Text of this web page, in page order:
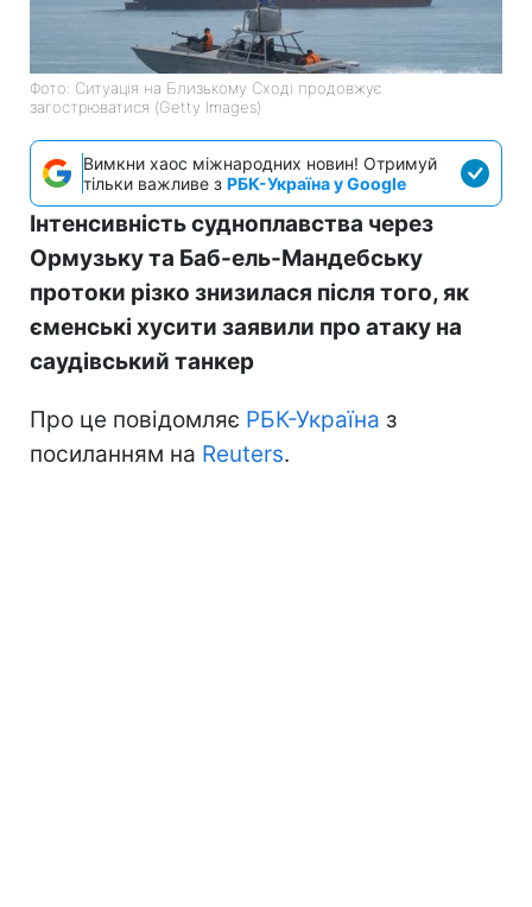
Фото: Ситуація на Близькому Сході продовжує
загострюватися (Getty Images)
Вимкни хаос міжнародних новин! Отримуй
тільки важливе з РБК-Україна у Google
Інтенсивність судноплавства через
Ормузьку та Баб-ель-Мандебську
протоки різко знизилася після того, як
єменські хусити заявили про атаку на
саудівський танкер
Про це повідомляє РБК-Україна з
посиланням на Reuters.